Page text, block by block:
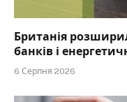
Британія
банків і
6 Серпня 2026